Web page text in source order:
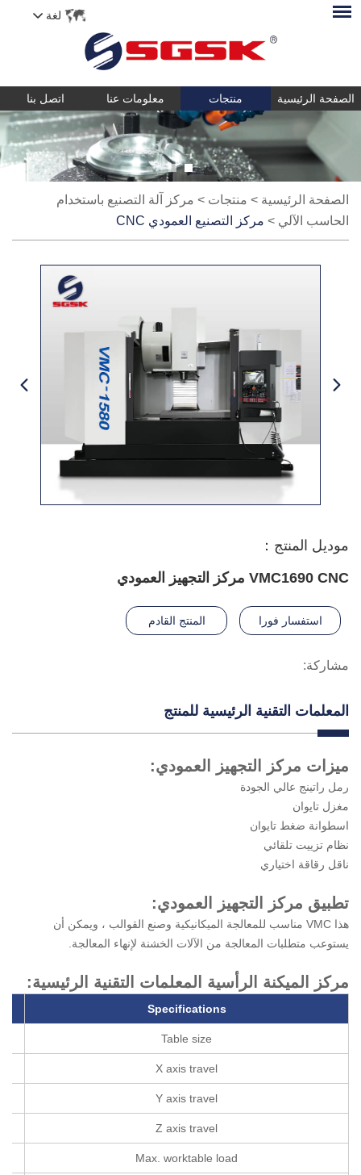
لغة
الصفحة الرئيسية منتجات معلومات عنا اتصل بنا
الصفحة الرئيسية > منتجات > مركز آلة التصنيع باستخدام
الحاسب الآلي > مركز التصنيع العمودي CNC
موديل المنتج：
VMC1690 CNC مركز التجهيز العمودي
استفسار فورا المنتج القادم
مشاركة:
المعلمات التقنية الرئيسية للمنتج
ميزات مركز التجهيز العمودي:
رمل راتينج عالي الجودة
مغزل تايوان
اسطوانة ضغط تايوان
نظام تزييت تلقائي
ناقل رقاقة اختياري
تطبيق مركز التجهيز العمودي:
هذا VMC مناسب للمعالجة الميكانيكية وصنع القوالب ، ويمكن أن
يستوعب متطلبات المعالجة من الآلات الخشنة لإنهاء المعالجة.
مركز الميكنة الرأسية المعلمات التقنية الرئيسية:
Specifications
Table size
X axis travel
Y axis travel
Z axis travel
Max. worktable load